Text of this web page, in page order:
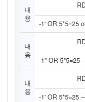
내
용
-1' OR 5*5=25
내
용
-1" OR 5*5=25
내
용
-1' OR 5*5=25 --